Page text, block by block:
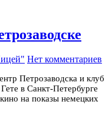
Нет комментариев
Петрозаводска и клуб
в Санкт-Петербурге
на показы немецких